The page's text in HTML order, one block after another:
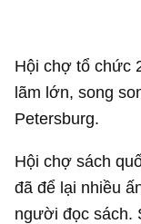
Hội chợ tổ chức
lãm lớn, song
Petersburg.
Hội chợ sách
đã để lại nhiều
người đọc sách.